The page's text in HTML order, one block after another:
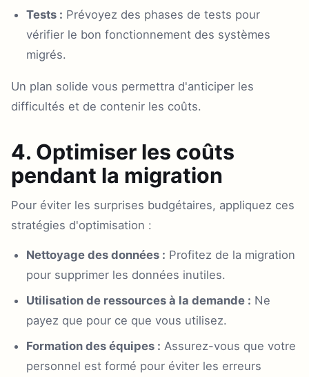
Tests : Prévoyez des phases de tests pour
vérifier le bon fonctionnement des systèmes
migrés.
Un plan solide vous permettra d'anticiper les
difficultés et de contenir les coûts.
4. Optimiser les coûts
pendant la migration
Pour éviter les surprises budgétaires, appliquez ces
stratégies d'optimisation :
Nettoyage des données : Profitez de la migration
pour supprimer les données inutiles.
Utilisation de ressources à la demande : Ne
payez que pour ce que vous utilisez.
Formation des équipes : Assurez-vous que votre
personnel est formé pour éviter les erreurs